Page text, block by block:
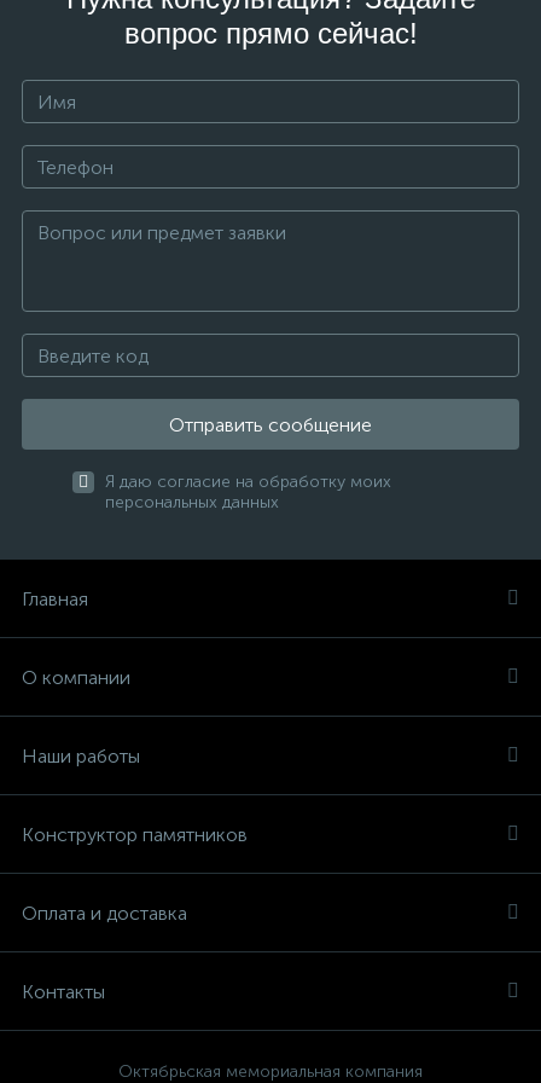
вопрос прямо сейчас!
Отправить сообщение
Я даю согласие на обработку моих
персональных данных
Главная
О компании
Наши работы
Конструктор памятников
Оплата и доставка
Контакты
Октябрьская мемориальная компания